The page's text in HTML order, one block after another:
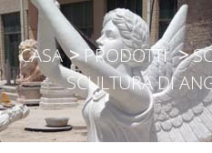
CASA PRODOTTI
SCULTURA DI